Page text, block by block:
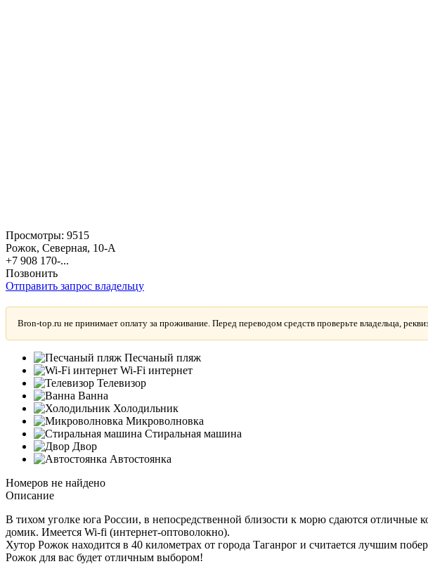
Просмотры: 9515
Рожок, Северная, 10-А
+7 908 170-...
Позвонить
Отправить запрос владельцу
Bron-top.ru не принимает оплату за проживание. Перед переводом средств проверьте владельца,
Песчаный пляж
Wi-Fi интернет
Телевизор
Ванна
Холодильник
Микроволновка
Стиральная машина
Двор
Автостоянка
Номеров не найдено
Описание
В тихом уголке юга России, в непосредственной близости к морю сдаются
домик. Имеется Wi-fi (интернет-оптоволокно).
Хутор Рожок находится в 40 километрах от города Таганрог и считается лучшим
Рожок для вас будет отличным выбором!